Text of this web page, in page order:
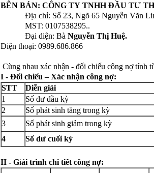
BÊN BÁN: CÔNG TY TNHH ĐẦU TƯ
Địa chỉ: Số 23, Ngõ 65 Nguyễn Văn
MST: 0107538295..
Đại diện: Bà Nguyễn
Điện thoại: 0989.686.866
Cùng nhau xác nhận - đối chiếu công nợ tính
I - Đối chiếu – Xác nhận công nợ:
STT
Diễn giải
1
Số dư đầu kỳ
2
Số phát sinh tăng trong kỳ
3
Số phát sinh giảm trong kỳ
4
Số dư cuối kỳ
II - Giải trình chi tiết công nợ: